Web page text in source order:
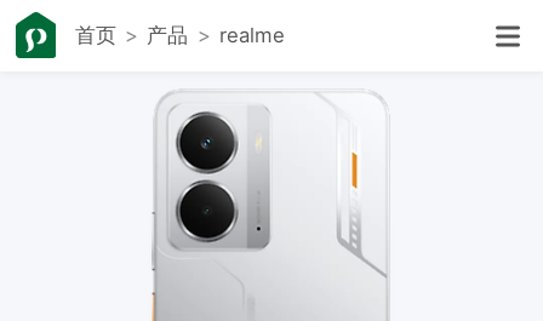
首页 产品 realme